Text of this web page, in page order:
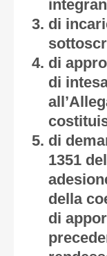
di
di
di
all’
di
1351
della
di